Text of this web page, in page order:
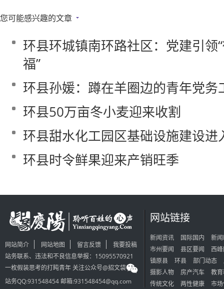
您可能感兴趣的文章
环县环城镇南环路社区：党建引领
福”
环县孙媛：蹲在羊圈边的青年党务
环县50万亩冬小麦迎来收割
环县甜水化工园区基础设施建设进
环县时令鲜果迎来产销旺季
网站简介 网站地图 留言反馈
我要投稿
站务联系、违法和不良信息举报：15095570921
一枚假装思考的打盹青年 关注公众号@招文袋
站务QQ:931548454 邮箱:931548454@qq.com
网站链接
新闻资讯 国际国内
新
市州要闻
县区要闻
西
镇原县
环县 部门动态
摄影人物
房产汽车
教
传统文化
两性健康
市